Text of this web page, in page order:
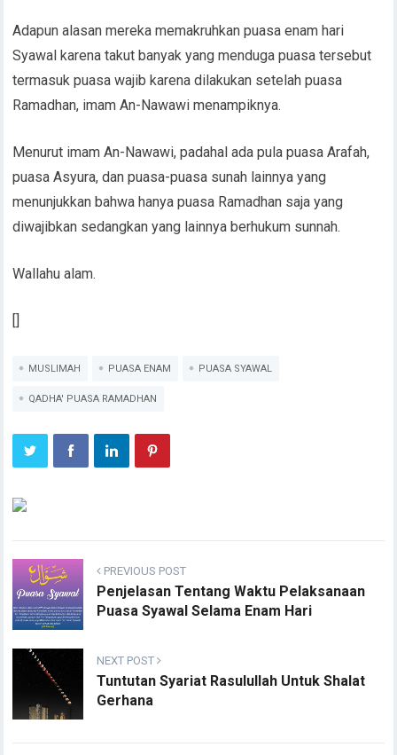
Adapun alasan mereka memakruhkan puasa enam hari
Syawal karena takut banyak yang menduga puasa tersebut
termasuk puasa wajib karena dilakukan setelah puasa
Ramadhan, imam An-Nawawi menampiknya.
Menurut imam An-Nawawi, padahal ada pula puasa Arafah,
puasa Asyura, dan puasa-puasa sunah lainnya yang
menunjukkan bahwa hanya puasa Ramadhan saja yang
diwajibkan sedangkan yang lainnya berhukum sunnah.
Wallahu alam.
MUSLIMAH PUASA ENAM PUASA SYAWAL
QADHA' PUASA RAMADHAN
PREVIOUS POST
Penjelasan Tentang Waktu Pelaksanaan
Puasa Syawal Selama Enam Hari
NEXT POST
Tuntutan Syariat Rasulullah Untuk Shalat
Gerhana